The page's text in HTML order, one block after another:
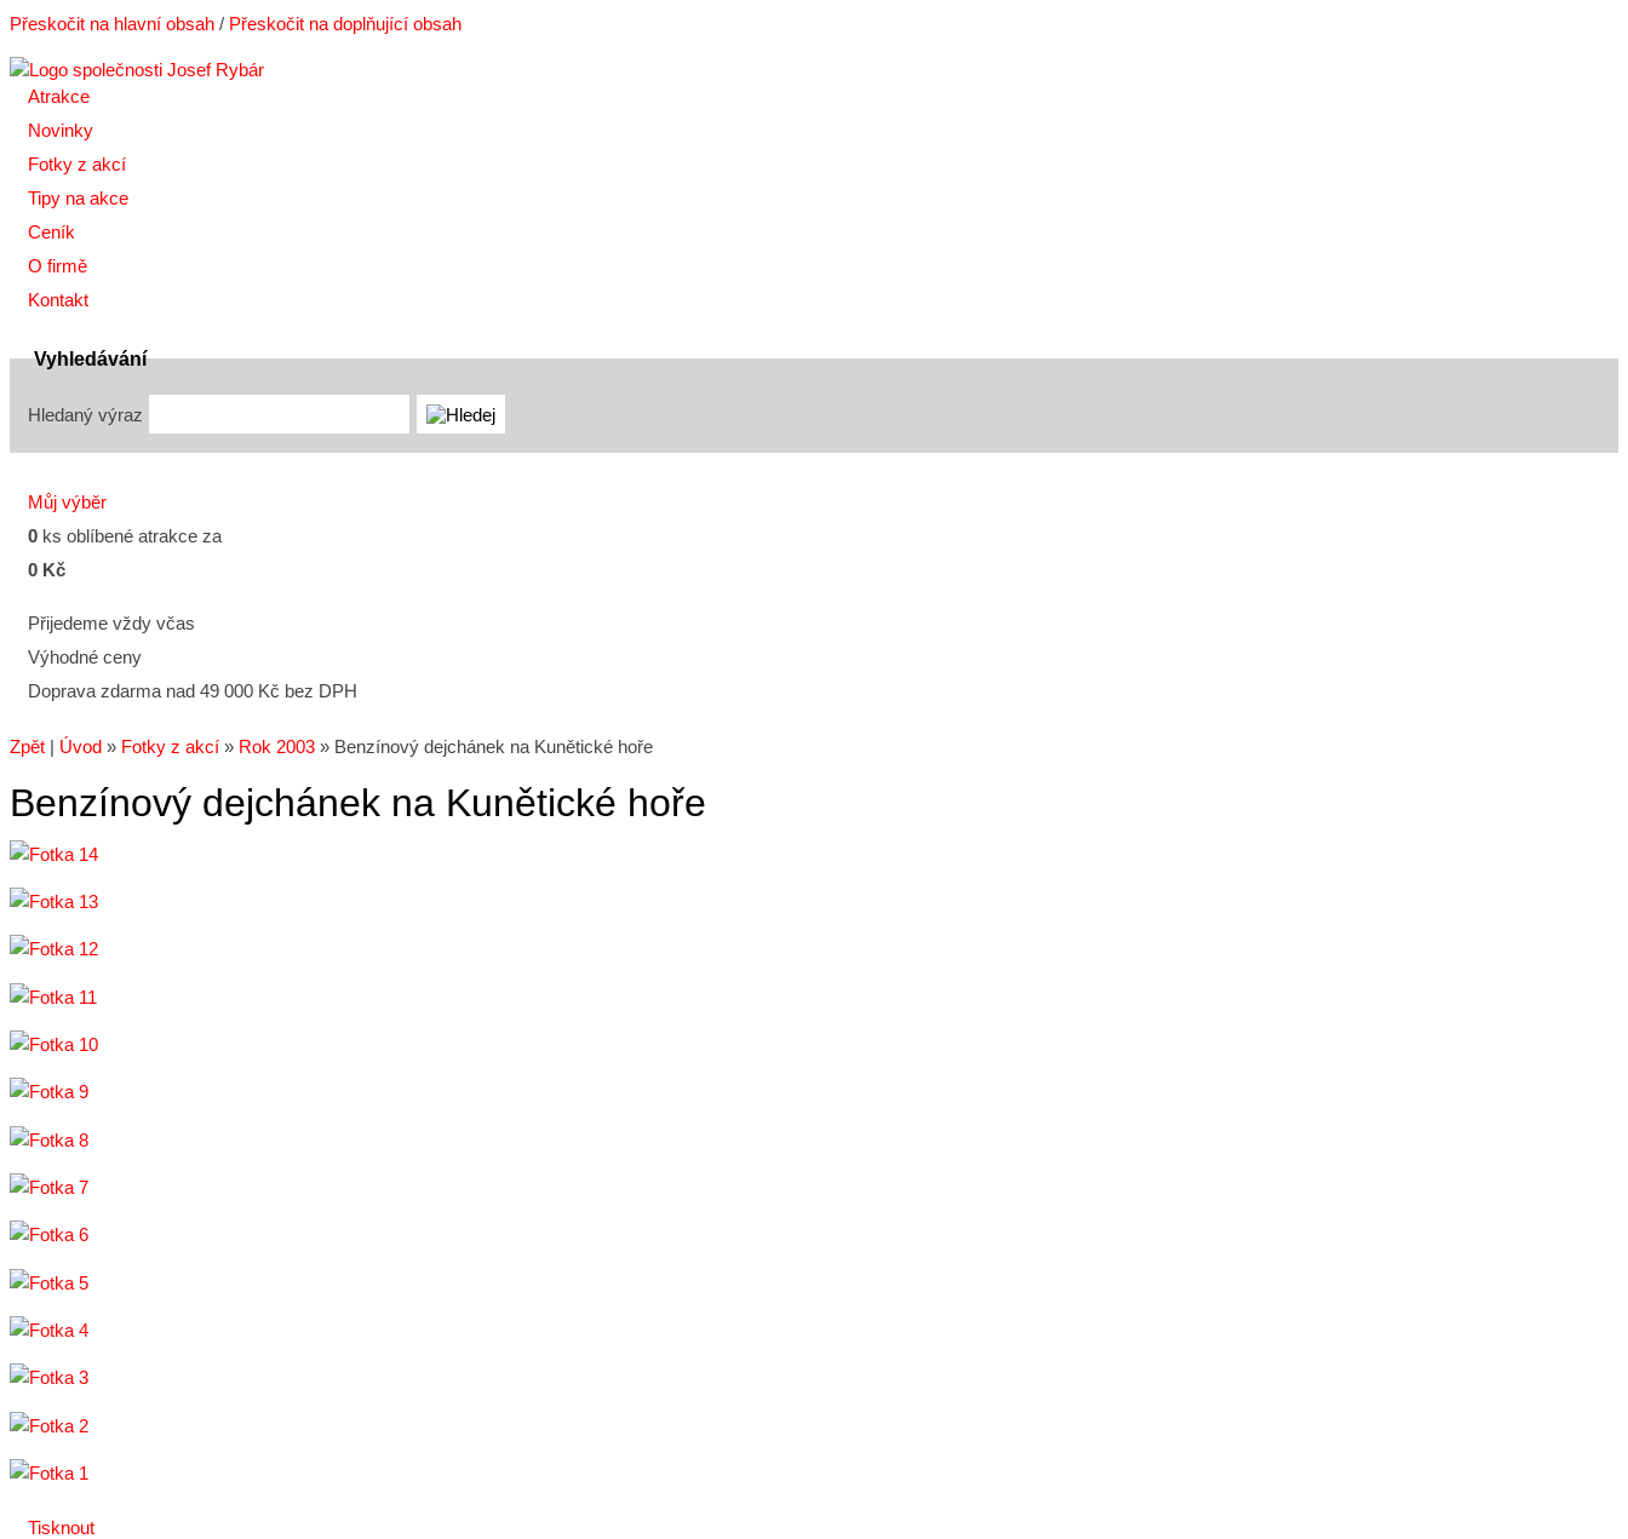
Přeskočit na hlavní obsah / Přeskočit na doplňující obsah
Atrakce
Novinky
Fotky z akcí
Tipy na akce
Ceník
O firmě
Kontakt
Vyhledávání
Hledaný výraz
Můj výběr
0 ks oblíbené atrakce za
0 Kč
Přijedeme vždy včas
Výhodné ceny
Doprava zdarma nad 49 000 Kč bez DPH
Zpět | Úvod » Fotky z akcí » Rok 2003 » Benzínový dejchánek na Kunětické hoře
Benzínový dejchánek na Kunětické hoře
Tisknout